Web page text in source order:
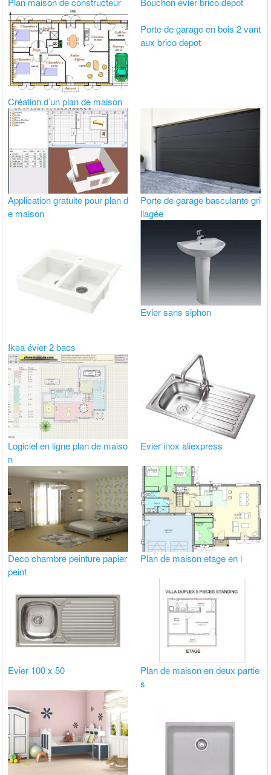
Création d’un plan de maison
Porte de garage en bois 2 vant
aux brico depot
Application gratuite pour plan d
e maison
Porte de garage basculante gri
llagée
Ikea évier 2 bacs
Evier sans siphon
Logiciel en ligne plan de maiso
n
Evier inox aliexpress
Deco chambre peinture papier
peint
Plan de maison etage en l
Evier 100 x 50
Plan de maison en deux partie
s